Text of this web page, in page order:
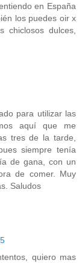
en España
los puedes oir x
chiclosos dulces,
para utilizar las
aquí que me
tres de la tarde,
siempre tenía
de gana, con un
de comer. Muy
Saludos
quiero mas